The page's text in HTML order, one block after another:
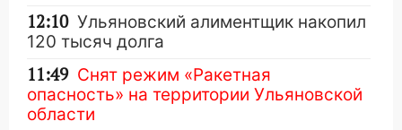
12:10 Ульяновский алиментщик накопил
120 тысяч долга
11:49 Снят режим «Ракетная
опасность» на территории Ульяновской
области